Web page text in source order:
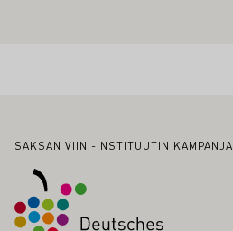
Alatunniste
SAKSAN VIINI-INSTITUUTIN KAMPANJA